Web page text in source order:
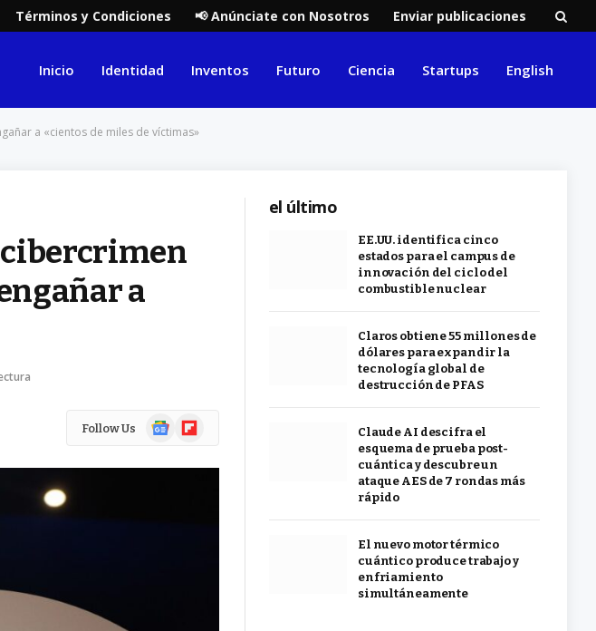
Términos y Condiciones 📢 Anúnciate con Nosotros Enviar publicaciones
Inicio Identidad Inventos Futuro Ciencia Startups English
a «cientos de miles de víctimas»
cibercrimen
a
Follow Us
GoogleFlipboard
el último
EE.UU. identifica cinco
estados para el campus de
innovación del ciclo del
combustible nuclear
Claros obtiene 55 millones de
dólares para expandir la
tecnología global de
destrucción de PFAS
Claude AI descifra el
esquema de prueba post-
cuántica y descubre un
ataque AES de 7 rondas más
rápido
El nuevo motor térmico
cuántico produce trabajo y
enfriamiento
simultáneamente